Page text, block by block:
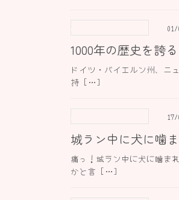
01/
1000年の歴史を誇
ドイツ・バイエルン州、ニ
持 […]
17/
城ラン中に犬に噛
痛っ！城ラン中に犬に噛ま
かと言 […]